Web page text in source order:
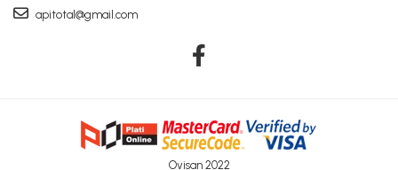
apitotal@gmail.com
Ovisan 2022